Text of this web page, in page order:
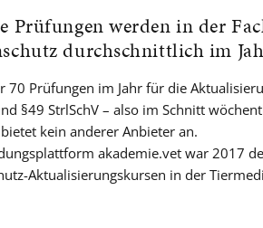
Prüfungen werden in der
durchschnittlich im
70 Prüfungen im Jahr für die
§49 StrlSchV – also im Schnitt
kein anderer Anbieter an.
akademie.vet war 2017
Aktualisierungskursen in der